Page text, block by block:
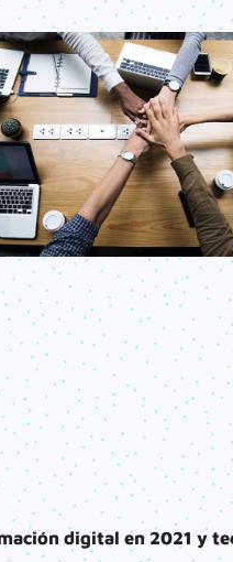
digital en 2021 y